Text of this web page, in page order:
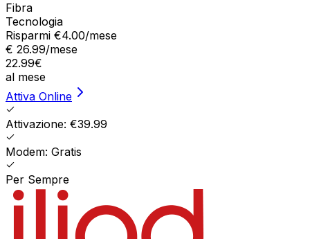
Fibra
Tecnologia
Risparmi €4.00/mese
€ 26.99/mese
22.99€
al mese
Attiva Online
Attivazione: €39.99
Modem: Gratis
Per Sempre